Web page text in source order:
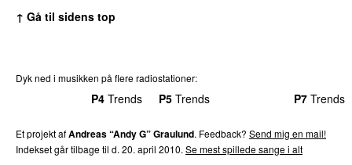
↑ Gå til sidens top
Dyk ned i musikken på flere radiostationer:
P4 Trends P5 Trends P7 Trends
Et projekt afAndreas “Andy G” Graulund. Feedback? Send mig en mail!
Indekset går tilbage til d. 20. april 2010. Se mest spillede sange i alt